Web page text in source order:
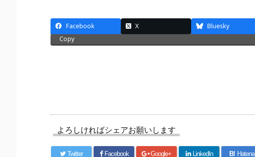
Facebook X Bluesky
Copy
よろしければシェアお願いします
Twitter Facebook Google+ LinkedIn B! Hatena